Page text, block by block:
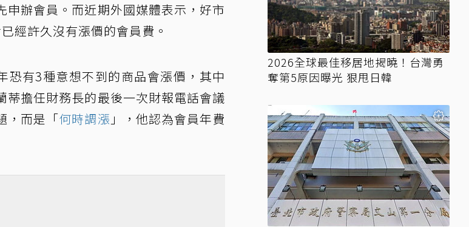
辦會員。而近期外國媒體表示，好市
經許久沒有漲價的會員費。
恐有3種意想不到的商品會漲價，其中
蒂擔任財務長的最後一次財報電話會議
，而是「何時調漲 」，他認為會員年費
2026全球最佳移居地揭曉！台灣勇
奪第5原因曝光 狠甩日韓